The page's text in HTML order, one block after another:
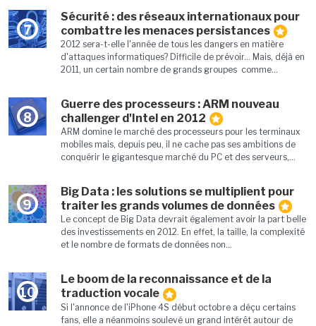
7
Sécurité : des réseaux internationaux pour
combattre les menaces persistances
2012 sera-t-elle l'année de tous les dangers en matière
d'attaques informatiques? Difficile de prévoir... Mais, déjà en
2011, un certain nombre de grands groupes comme...
8
Guerre des processeurs : ARM nouveau
challenger d'Intel en 2012
ARM domine le marché des processeurs pour les terminaux
mobiles mais, depuis peu, il ne cache pas ses ambitions de
conquérir le gigantesque marché du PC et des serveurs,...
9
Big Data : les solutions se multiplient pour
traiter les grands volumes de données
Le concept de Big Data devrait également avoir la part belle
des investissements en 2012. En effet, la taille, la complexité
et le nombre de formats de données non...
10
Le boom de la reconnaissance et de la
traduction vocale
Si l'annonce de l'iPhone 4S début octobre a déçu certains
fans, elle a néanmoins soulevé un grand intérêt autour de